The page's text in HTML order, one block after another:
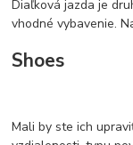
Diaľková jazda je
vhodné vybavenie.
Shoes
Mali by ste ich